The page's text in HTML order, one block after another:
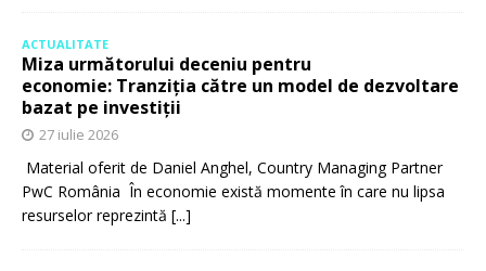
ACTUALITATE
Miza următorului deceniu pentru
economie: Tranziția către un model de dezvoltare
bazat pe investiții
27 iulie 2026
Material oferit de Daniel Anghel, Country Managing Partner
PwC România În economie există momente în care nu lipsa
resurselor reprezintă [...]